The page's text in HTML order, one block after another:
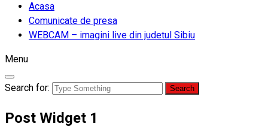
Acasa
Comunicate de presa
WEBCAM – imagini live din judetul Sibiu
Menu
Search for:
Post Widget 1